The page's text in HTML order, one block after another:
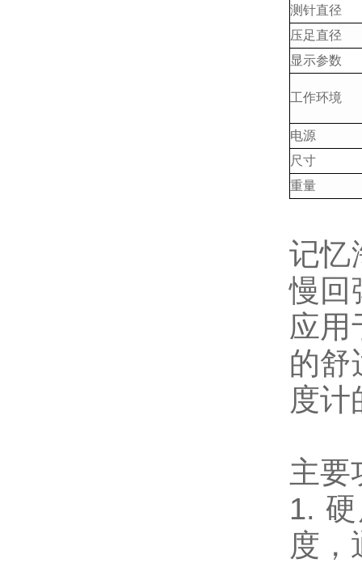
测针直径
压足直径
显示参数
工作环境
电源
尺寸
重量
记忆
慢回
应用
的舒
度计
主要
1.
度，